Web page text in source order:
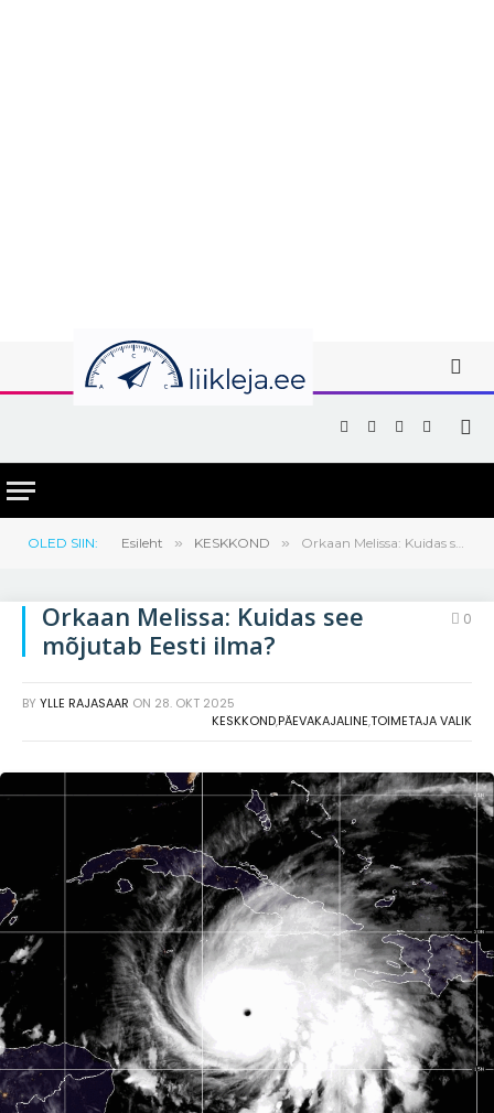
Facebook
X
(Twitter)
Instagram
YouTube
OLED SIIN: Esileht » KESKKOND » Orkaan Melissa: Kuidas see mõjutab Eesti ilma?
Orkaan Melissa: Kuidas see
mõjutab Eesti ilma?
0
BY YLLE RAJASAAR ON 28. OKT 2025
KESKKOND,PÄEVAKAJALINE,TOIMETAJA VALIK